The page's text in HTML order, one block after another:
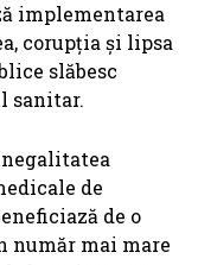
implementarea
corupția și lipsa
slăbesc
sanitar.
de
de o
număr mai mare